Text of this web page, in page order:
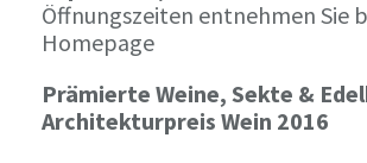
Öffnungszeiten entnehmen Sie
Homepage
Prämierte Weine, Sekte &
Architekturpreis Wein 2016